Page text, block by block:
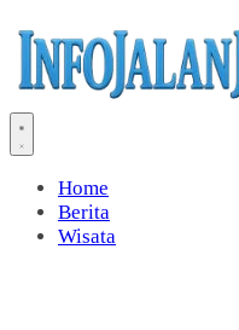
Home
Berita
Wisata